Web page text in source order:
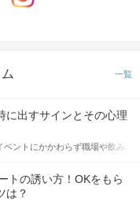
一覧
に出すサインとその心理
ントにかかわらず職場や飲み
ます。 これから恋人作りを本
性が異性を求めて出すサイン
移せるかどうかが重要。 この
トの誘い方！OKをもら
は？